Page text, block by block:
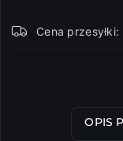
i
Cena przesyłki:
OPIS